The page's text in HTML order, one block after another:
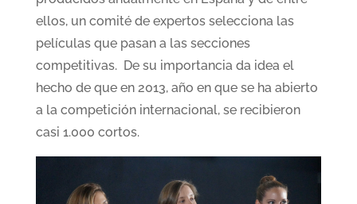
ellos, un comité de expertos selecciona las
películas que pasan a las secciones
competitivas. De su importancia da idea el
hecho de que en 2013, año en que se ha abierto
a la competición internacional, se recibieron
casi 1.000 cortos.